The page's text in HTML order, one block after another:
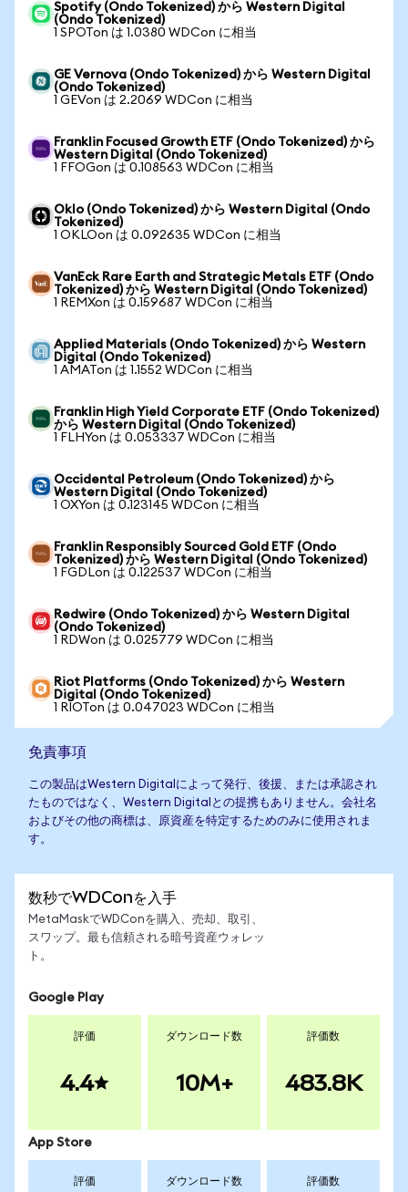
Spotify (Ondo Tokenized) から Western Digital
(Ondo Tokenized)
1 SPOTon は 1.0380 WDCon に相当
GE Vernova (Ondo Tokenized) から Western Digital
(Ondo Tokenized)
1 GEVon は 2.2069 WDCon に相当
Franklin Focused Growth ETF (Ondo Tokenized) から
Western Digital (Ondo Tokenized)
1 FFOGon は 0.108563 WDCon に相当
Oklo (Ondo Tokenized) から Western Digital (Ondo
Tokenized)
1 OKLOon は 0.092635 WDCon に相当
VanEck Rare Earth and Strategic Metals ETF (Ondo
Tokenized) から Western Digital (Ondo Tokenized)
1 REMXon は 0.159687 WDCon に相当
Applied Materials (Ondo Tokenized) から Western
Digital (Ondo Tokenized)
1 AMATon は 1.1552 WDCon に相当
Franklin High Yield Corporate ETF (Ondo Tokenized)
から Western Digital (Ondo Tokenized)
1 FLHYon は 0.053337 WDCon に相当
Occidental Petroleum (Ondo Tokenized) から
Western Digital (Ondo Tokenized)
1 OXYon は 0.123145 WDCon に相当
Franklin Responsibly Sourced Gold ETF (Ondo
Tokenized) から Western Digital (Ondo Tokenized)
1 FGDLon は 0.122537 WDCon に相当
Redwire (Ondo Tokenized) から Western Digital
(Ondo Tokenized)
1 RDWon は 0.025779 WDCon に相当
Riot Platforms (Ondo Tokenized) から Western
Digital (Ondo Tokenized)
1 RIOTon は 0.047023 WDCon に相当
免責事項
この製品はWestern Digitalによって発行、後援、または承認され
たものではなく、Western Digitalとの提携もありません。会社名
およびその他の商標は、原資産を特定するためのみに使用されま
す。
数秒でWDConを入手
MetaMaskでWDConを購入、売却、取引、
スワップ。最も信頼される暗号資産ウォレッ
ト。
Google Play
評価
4.4
ダウンロード数
10M+
評価数
483.8K
App Store
評価 ダウンロード数 評価数